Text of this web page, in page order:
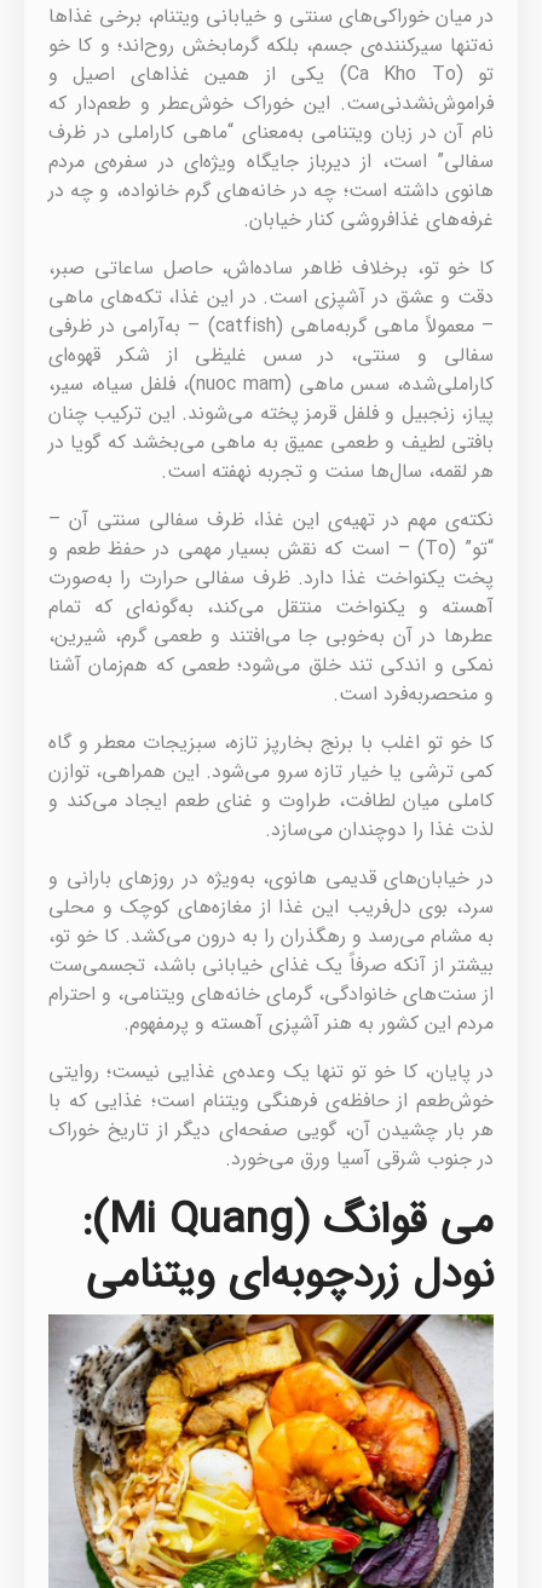
در میان خوراکی‌های سنتی و خیابانی ویتنام، برخی غذاها
نه‌تنها سیرکننده‌ی جسم، بلکه گرمابخش روح‌اند؛ و کا خو
تو (Ca Kho To) یکی از همین غذاهای اصیل و
فراموش‌نشدنی‌ست. این خوراک خوش‌عطر و طعم‌دار که
نام آن در زبان ویتنامی به‌معنای “ماهی کاراملی در ظرف
سفالی” است، از دیرباز جایگاه ویژه‌ای در سفره‌ی مردم
هانوی داشته است؛ چه در خانه‌های گرم خانواده، و چه در
غرفه‌های غذافروشی کنار خیابان.
کا خو تو، برخلاف ظاهر ساده‌اش، حاصل ساعاتی صبر،
دقت و عشق در آشپزی است. در این غذا، تکه‌های ماهی
– معمولاً ماهی گربه‌ماهی (catfish) – به‌آرامی در ظرفی
سفالی و سنتی، در سس غلیظی از شکر قهوه‌ای
کاراملی‌شده، سس ماهی (nuoc mam)، فلفل سیاه، سیر،
پیاز، زنجبیل و فلفل قرمز پخته می‌شوند. این ترکیب چنان
بافتی لطیف و طعمی عمیق به ماهی می‌بخشد که گویا در
هر لقمه، سال‌ها سنت و تجربه نهفته است.
نکته‌ی مهم در تهیه‌ی این غذا، ظرف سفالی سنتی آن –
“تو” (To) – است که نقش بسیار مهمی در حفظ طعم و
پخت یکنواخت غذا دارد. ظرف سفالی حرارت را به‌صورت
آهسته و یکنواخت منتقل می‌کند، به‌گونه‌ای که تمام
عطرها در آن به‌خوبی جا می‌افتند و طعمی گرم، شیرین،
نمکی و اندکی تند خلق می‌شود؛ طعمی که هم‌زمان آشنا
و منحصر‌به‌فرد است.
کا خو تو اغلب با برنج بخارپز تازه، سبزیجات معطر و گاه
کمی ترشی یا خیار تازه سرو می‌شود. این همراهی، توازن
کاملی میان لطافت، طراوت و غنای طعم ایجاد می‌کند و
لذت غذا را دوچندان می‌سازد.
در خیابان‌های قدیمی هانوی، به‌ویژه در روزهای بارانی و
سرد، بوی دل‌فریب این غذا از مغازه‌های کوچک و محلی
به مشام می‌رسد و رهگذران را به درون می‌کشد. کا خو تو،
بیشتر از آنکه صرفاً یک غذای خیابانی باشد، تجسمی‌ست
از سنت‌های خانوادگی، گرمای خانه‌های ویتنامی، و احترام
مردم این کشور به هنر آشپزی آهسته و پرمفهوم.
در پایان، کا خو تو تنها یک وعده‌ی غذایی نیست؛ روایتی
خوش‌طعم از حافظه‌ی فرهنگی ویتنام است؛ غذایی که با
هر بار چشیدن آن، گویی صفحه‌ای دیگر از تاریخ خوراک
در جنوب شرقی آسیا ورق می‌خورد.
می قوانگ (Mi Quang):
نودل زردچوبه‌ای ویتنامی